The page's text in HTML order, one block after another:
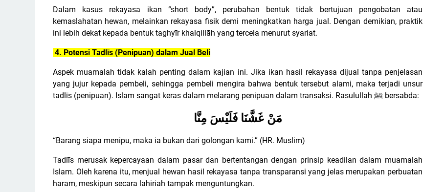
Dalam kasus rekayasa ikan “short body”, perubahan bentuk tidak bertujuan pengobatan atau
kemaslahatan hewan, melainkan rekayasa fisik demi meningkatkan harga jual. Dengan demikian, praktik
ini lebih dekat kepada bentuk taghyīr khalqillāh yang tercela menurut syariat.
4. Potensi Tadlīs (Penipuan) dalam Jual Beli
Aspek muamalah tidak kalah penting dalam kajian ini. Jika ikan hasil rekayasa dijual tanpa penjelasan
yang jujur kepada pembeli, sehingga pembeli mengira bahwa bentuk tersebut alami, maka terjadi unsur
tadlīs (penipuan). Islam sangat keras dalam melarang penipuan dalam transaksi. Rasulullah ﷺ bersabda:
مَنْ غَشَّنَا فَلَيْسَ مِنَّا
“Barang siapa menipu, maka ia bukan dari golongan kami.” (HR. Muslim)
Tadlīs merusak kepercayaan dalam pasar dan bertentangan dengan prinsip keadilan dalam muamalah
Islam. Oleh karena itu, menjual hewan hasil rekayasa tanpa transparansi yang jelas merupakan perbuatan
haram, meskipun secara lahiriah tampak menguntungkan.